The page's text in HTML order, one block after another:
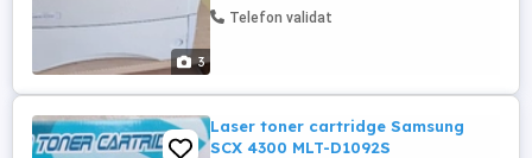
3
Telefon validat
Laser toner cartridge Samsung
SCX 4300 MLT-D1092S